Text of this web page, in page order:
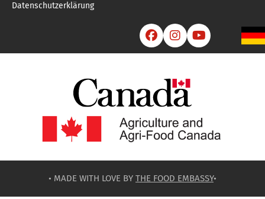
Datenschutzerklärung
  
• MADE WITH LOVE BY THE FOOD EMBASSY•